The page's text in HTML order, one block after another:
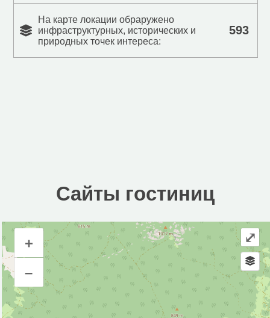
На карте локации обраружено
инфраструктурных, исторических и
природных точек интереса:
593
Сайты гостиниц
Сайты гостиниц
Инфраструктура
Автозаправочная станция (8)
Автомойка (2)
+
–
⤢